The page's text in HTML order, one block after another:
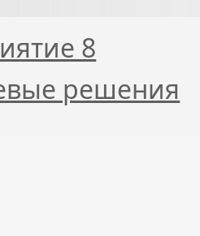
8
решения